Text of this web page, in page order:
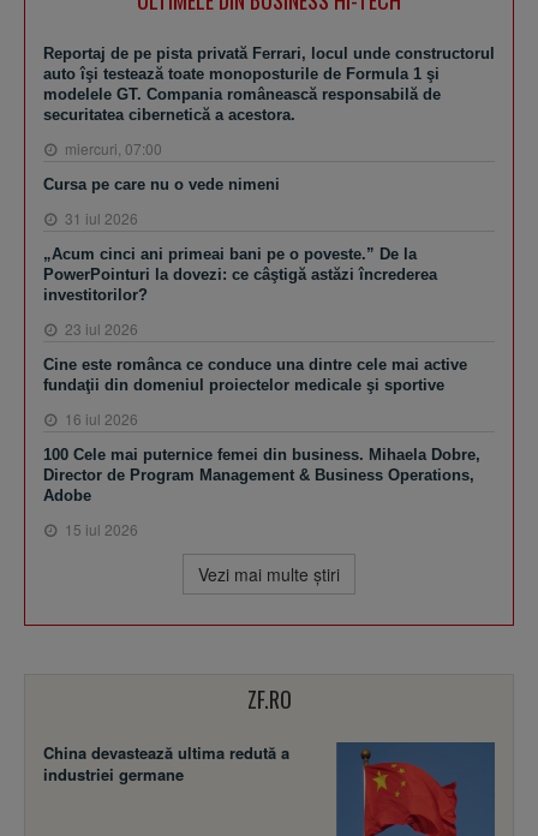
Reportaj de pe pista privată Ferrari, locul unde constructorul
auto îşi testează toate monoposturile de Formula 1 şi
modelele GT. Compania românească responsabilă de
securitatea cibernetică a acestora.
miercuri, 07:00
Cursa pe care nu o vede nimeni
31 iul 2026
„Acum cinci ani primeai bani pe o poveste.” De la
PowerPointuri la dovezi: ce câştigă astăzi încrederea
investitorilor?
23 iul 2026
Cine este românca ce conduce una dintre cele mai active
fundaţii din domeniul proiectelor medicale şi sportive
16 iul 2026
100 Cele mai puternice femei din business. Mihaela Dobre,
Director de Program Management & Business Operations,
Adobe
15 iul 2026
Vezi mai multe ştiri
ZF.RO
China devastează ultima redută a
industriei germane